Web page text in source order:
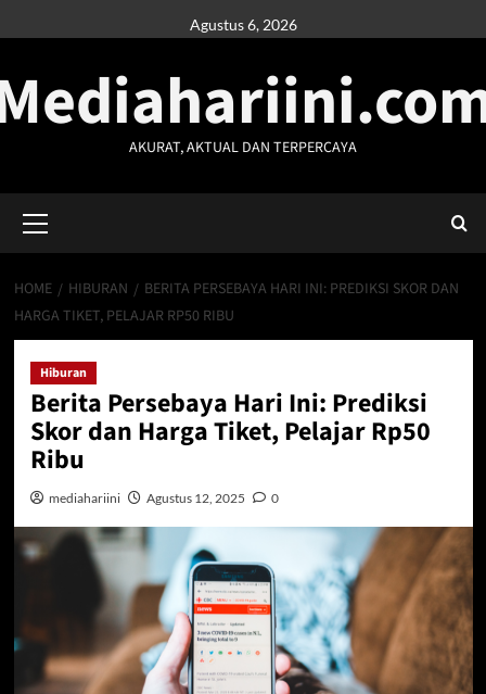
to
Agustus 6, 2026
AKURAT, AKTUAL DAN TERPERCAYA
Menu
HOME HIBURAN
BERITA PERSEBAYA HARI INI: PREDIKSI SKOR DAN
HARGA TIKET, PELAJAR RP50 RIBU
Hiburan
Berita Persebaya Hari Ini: Prediksi
Skor dan Harga Tiket, Pelajar Rp50
Ribu
mediahariini Agustus 12, 2025 0